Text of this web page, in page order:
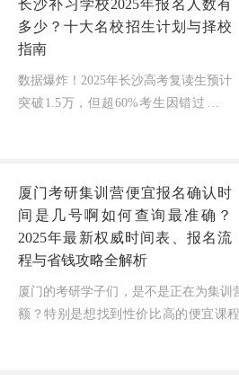
量，...
长沙补习学校2025年报名人数有
多少？十大名校招生计划与择校
指南
数据爆炸！2025年长沙高考复读生预计
突破1.5万，但超60%考生因错过头部
厦门考研集训营便宜报名确认时
间是几号啊如何查询最准确？
2025年最新权威时间表、报名流
程与省钱攻略全解析
厦门的考研学子们，是不是正在为集训
额？特别是想找到性价比高的便宜课
——到底厦门考研集训营便宜报名确认